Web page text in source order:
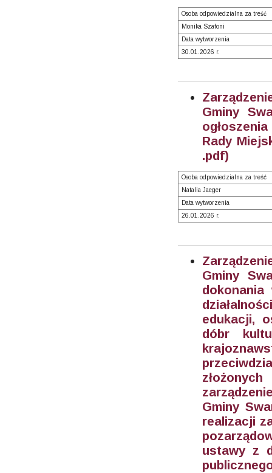
Osoba odpowiedzialna za treść
Monika Szafoni
Data wytworzenia
30.01.2026 r.
Gminy
Rady
.pdf)
Osoba odpowiedzialna za treść
Natalia Jaeger
Data wytworzenia
26.01.2026 r.
Gminy
edukacji,
dóbr
Gminy
realizacji
ustawy z